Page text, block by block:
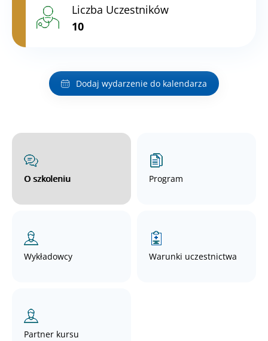
Liczba Uczestników
10
Dodaj wydarzenie do kalendarza
O szkoleniu Program
Wykładowcy Warunki uczestnictwa
Partner kursu